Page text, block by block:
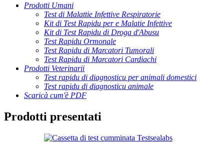
Prodotti Umani
Test di Malattie Infettive Respiratorie
Kit di Test Rapidu per e Malatie Infettive
Kit di Test Rapidu di Droga d'Abusu
Test Rapidu Ormonale
Test Rapidu di Marcatori Tumorali
Test Rapidu di Marcatori Cardiachi
Prodotti Veterinarii
Test rapidu di diagnosticu per animali domestici
Test rapidu di diagnosticu animale
Scaricà cum'è PDF
Prodotti presentati